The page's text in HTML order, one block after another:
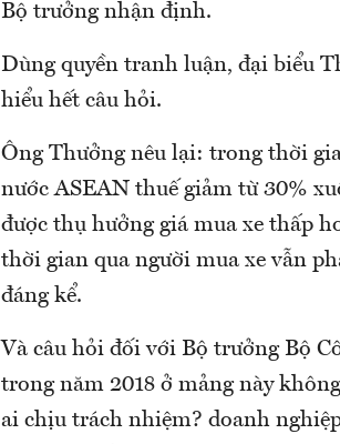
Bộ trưởng nhận định.
Dùng quyền tranh luận, đại biểu
hiểu hết câu hỏi.
Ông Thưởng nêu lại: trong thời
nước ASEAN thuế giảm từ 30%
được thụ hưởng giá mua xe thấp
thời gian qua người mua xe vẫn
đáng kể.
Và câu hỏi đối với Bộ trưởng Bộ
trong năm 2018 ở mảng này
ai chịu trách nhiệm? doanh